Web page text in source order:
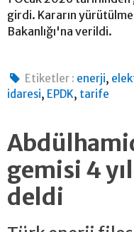
girdi. Kararın
Bakanlığı'na verildi.
Etiketler : enerji,
idaresi, EPDK, tarife
gemisi 4
deldi